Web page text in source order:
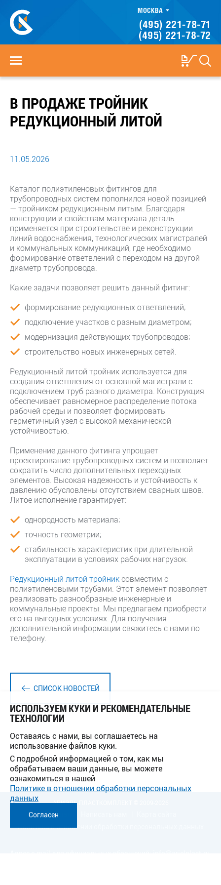
МОСКВА
(495) 221-78-71
(495) 221-78-72
В ПРОДАЖЕ ТРОЙНИК
РЕДУКЦИОННЫЙ ЛИТОЙ
11.05.2026
Каталог полиэтиленовых фитингов для
трубопроводных систем пополнился новой позицией
— тройником редукционным литым. Благодаря
конструкции и свойствам материала деталь
применяется при строительстве и реконструкции
линий водоснабжения, технологических магистралей
и коммунальных коммуникаций, где необходимо
формирование ответвлений с переходом на другой
диаметр трубопровода.
Какие задачи позволяет решить данный фитинг:
формирование редукционных ответвлений;
подключение участков с разным диаметром;
модернизация действующих трубопроводов;
строительство новых инженерных сетей.
Редукционный литой тройник используется для
создания ответвления от основной магистрали с
подключением труб разного диаметра. Конструкция
обеспечивает равномерное распределение потока
рабочей среды и позволяет формировать
герметичный узел с высокой механической
устойчивостью.
Применение данного фитинга упрощает
проектирование трубопроводных систем и позволяет
сократить число дополнительных переходных
элементов. Высокая надежность и устойчивость к
давлению обусловлены отсутствием сварных швов.
Литое исполнение гарантирует:
однородность материала;
точность геометрии;
стабильность характеристик при длительной
эксплуатации в условиях рабочих нагрузок.
Редукционный литой тройниксовместим с
полиэтиленовыми трубами. Этот элемент позволяет
реализовать разнообразные инженерные и
коммунальные проекты. Мы предлагаем приобрести
его на выгодных условиях. Для получения
дополнительной информации свяжитесь с нами по
телефону.
СПИСОК НОВОСТЕЙ
ИСПОЛЬЗУЕМ КУКИ И РЕКОМЕНДАТЕЛЬНЫЕ
ТЕХНОЛОГИИ
Оставаясь с нами, вы соглашаетесь на
использование файлов куки.
С подробной информацией о том, как мы
обрабатываем ваши данные, вы можете
ознакомиться в нашей
Политике в отношении обработки персональных
данных
Согласен
АРИЭЛЬ ПЛАСТКОМПЛЕКТ © 2009-2026
Главная
Политика в отношении обработки персональных данных